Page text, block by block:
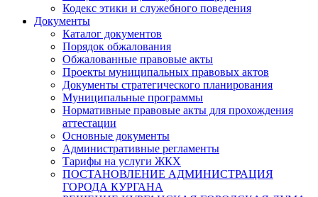
Кодекс этики и служебного поведения
Документы
Каталог документов
Порядок обжалования
Обжалованные правовые акты
Проекты муниципальных правовых актов
Документы стратегического планирования
Муниципальные программы
Нормативные правовые акты для прохождения
аттестации
Основные документы
Административные регламенты
Тарифы на услуги ЖКХ
ПОСТАНОВЛЕНИЕ АДМИНИСТРАЦИЯ
ГОРОДА КУРГАНА